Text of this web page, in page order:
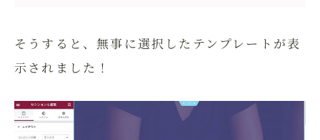
そうすると、無事に選択したテンプレートが表
示されました！